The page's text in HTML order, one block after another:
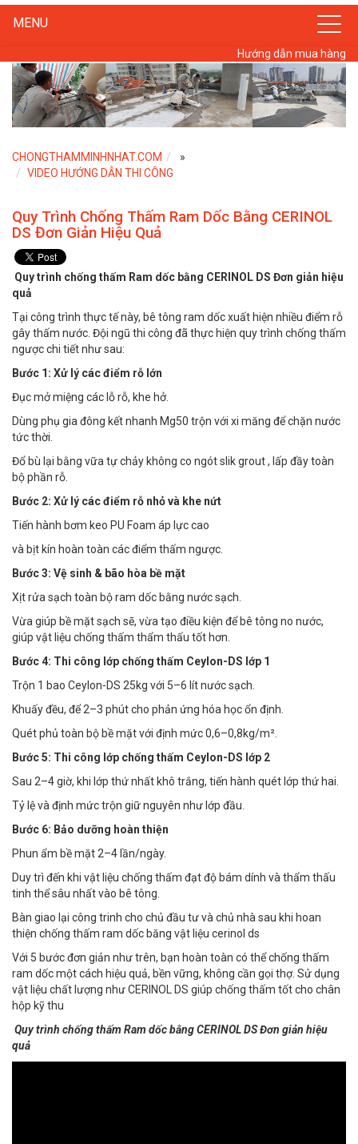
MENU
Hướng dẫn mua hàng
CHONGTHAMMINHNHAT.COM
»
VIDEO HƯỚNG DẪN THI CÔNG
Quy Trình Chống Thấm Ram Dốc Bằng CERINOL
DS Đơn Giản Hiệu Quả
Quy trình chống thấm Ram dốc bằng CERINOL DS Đơn giản hiệu
quả
Tại công trình thực tế này, bê tông ram dốc xuất hiện nhiều điểm rỗ
gây thấm nước. Đội ngũ thi công đã thực hiện quy trình chống thấm
ngược chi tiết như sau:
Bước 1: Xử lý các điểm rỗ lớn
Đục mở miệng các lỗ rỗ, khe hở.
Dùng phụ gia đông kết nhanh Mg50 trộn với xi măng để chặn nước
tức thời.
Đổ bù lại bằng vữa tự chảy không co ngót slik grout , lấp đầy toàn
bộ phần rỗ.
Bước 2: Xử lý các điểm rỗ nhỏ và khe nứt
Tiến hành bơm keo PU Foam áp lực cao
và bịt kín hoàn toàn các điểm thấm ngược.
Bước 3: Vệ sinh & bão hòa bề mặt
Xịt rửa sạch toàn bộ ram dốc bằng nước sạch.
Vừa giúp bề mặt sạch sẽ, vừa tạo điều kiện để bê tông no nước,
giúp vật liệu chống thấm thẩm thấu tốt hơn.
Bước 4: Thi công lớp chống thấm Ceylon-DS lớp 1
Trộn 1 bao Ceylon-DS 25kg với 5–6 lít nước sạch.
Khuấy đều, để 2–3 phút cho phản ứng hóa học ổn định.
Quét phủ toàn bộ bề mặt với định mức 0,6–0,8kg/m².
Bước 5: Thi công lớp chống thấm Ceylon-DS lớp 2
Sau 2–4 giờ, khi lớp thứ nhất khô trắng, tiến hành quét lớp thứ hai.
Tỷ lệ và định mức trộn giữ nguyên như lớp đầu.
Bước 6: Bảo dưỡng hoàn thiện
Phun ẩm bề mặt 2–4 lần/ngày.
Duy trì đến khi vật liệu chống thấm đạt độ bám dính và thẩm thấu
tinh thể sâu nhất vào bê tông.
Bàn giao lại công trinh cho chủ đầu tư và chủ nhà sau khi hoan
thiện chống thấm ram dốc băng vật liệu cerinol ds
Với 5 bước đơn giản như trên, bạn hoàn toàn có thể chống thấm
ram dốc một cách hiệu quả, bền vững, không cần gọi thợ. Sử dụng
vật liệu chất lượng như CERINOL DS giúp chống thấm tốt cho chân
hộp kỹ thu
Quy trình chống thấm Ram dốc bằng CERINOL DS Đơn giản hiệu
quả